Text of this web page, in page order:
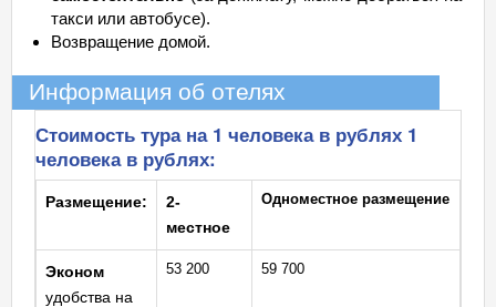
такси или автобусе).
Возвращение домой.
Информация об отелях
Стоимость тура на 1 человека в рублях 1
человека в рублях:
Размещение:
2-
местное
Одноместное размещение
Эконом
удобства на
53 200 59 700